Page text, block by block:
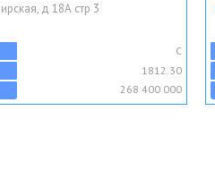
д 18А стр 3
C
1812.30
268 400 000